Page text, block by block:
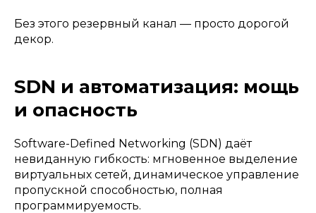
Без этого резервный канал — просто дорогой
декор.
SDN и автоматизация: мощь
и опасность
Software-Defined Networking (SDN) даёт
невиданную гибкость: мгновенное выделение
виртуальных сетей, динамическое управление
пропускной способностью, полная
программируемость.